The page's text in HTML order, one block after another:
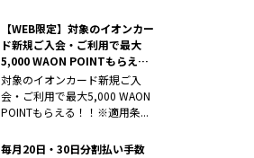
【WEB限定】対象のイオンカー
ド新規ご入会・ご利用で最大
5,000 WAON POINTもらえ
る！！
対象のイオンカード新規ご入
会・ご利用で最大5,000 WAON
POINTもらえる！！※適用条...
毎月20日・30日分割払い手数